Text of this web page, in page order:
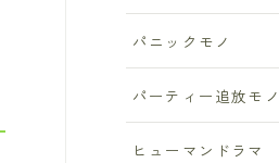
パニックモノ
パーティー追放モノ
ヒューマンドラマ